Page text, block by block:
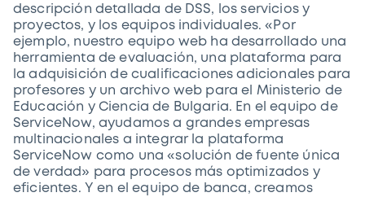
descripción detallada de DSS, los servicios y
proyectos, y los equipos individuales. «Por
ejemplo, nuestro equipo web ha desarrollado una
herramienta de evaluación, una plataforma para
la adquisición de cualificaciones adicionales para
profesores y un archivo web para el Ministerio de
Educación y Ciencia de Bulgaria. En el equipo de
ServiceNow, ayudamos a grandes empresas
multinacionales a integrar la plataforma
ServiceNow como una «solución de fuente única
de verdad» para procesos más optimizados y
eficientes. Y en el equipo de banca, creamos